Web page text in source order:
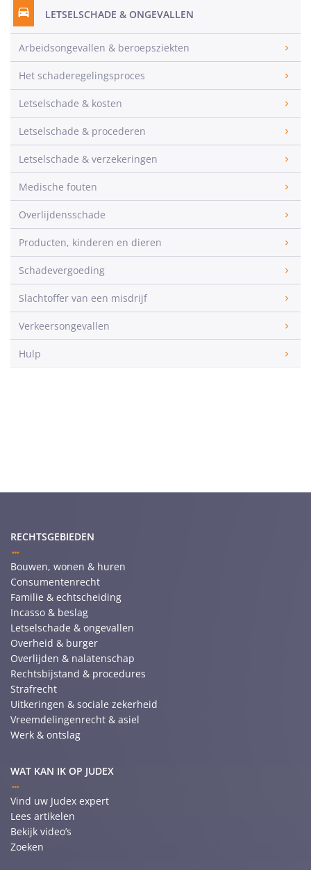
LETSELSCHADE & ONGEVALLEN
Arbeidsongevallen & beroepsziekten
Het schaderegelingsproces
Letselschade & kosten
Letselschade & procederen
Letselschade & verzekeringen
Medische fouten
Overlijdensschade
Producten, kinderen en dieren
Schadevergoeding
Slachtoffer van een misdrijf
Verkeersongevallen
Hulp
RECHTSGEBIEDEN
Bouwen, wonen & huren
Consumentenrecht
Familie & echtscheiding
Incasso & beslag
Letselschade & ongevallen
Overheid & burger
Overlijden & nalatenschap
Rechtsbijstand & procedures
Strafrecht
Uitkeringen & sociale zekerheid
Vreemdelingenrecht & asiel
Werk & ontslag
WAT KAN IK OP JUDEX
Vind uw Judex expert
Lees artikelen
Bekijk video’s
Zoeken